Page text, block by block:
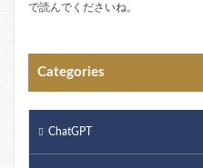
で読んでくださいね。
Categories
ChatGPT